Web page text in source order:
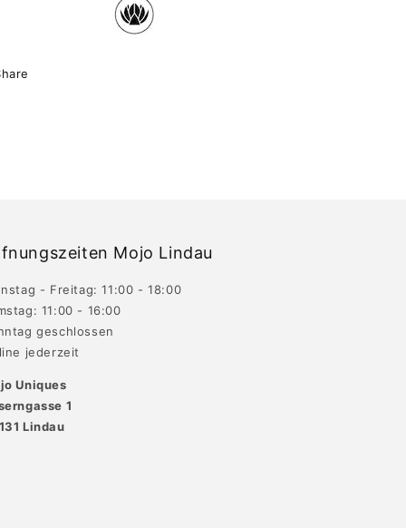
Mojo Lindau
- Freitag: 11:00 - 18:00
11:00 - 16:00
geschlossen
jederzeit
Uniques
1
Lindau